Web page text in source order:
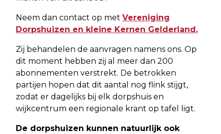
Neem dan contact op met Vereniging
Dorpshuizen en kleine Kernen Gelderland.
Zij behandelen de aanvragen namens ons. Op
dit moment hebben zij al meer dan 200
abonnementen verstrekt. De betrokken
partijen hopen dat dit aantal nog flink stijgt,
zodat er dagelijks bij elk dorpshuis en
wijkcentrum een regionale krant op tafel ligt.
De dorpshuizen kunnen natuurlijk ook